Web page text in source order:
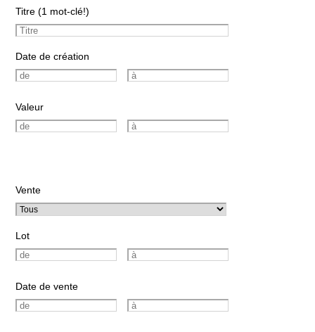
Titre (1 mot-clé!)
Date de création
Valeur
Vente
Lot
Date de vente